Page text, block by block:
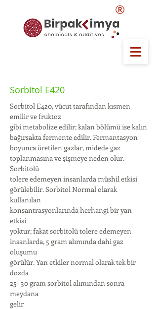
®
Sorbitol E420
Sorbitol E420, vücut tarafından kısmen
emilir ve fruktoz
gibi metabolize edilir; kalan bölümü ise kalın
bağırsakta fermente edilir. Fermantasyon
boyunca üretilen gazlar, midede gaz
toplanmasına ve şişmeye neden olur.
Sorbitolü
tolere edemeyen insanlarda müshil etkisi
görülebilir. Sorbitol Normal olarak
kullanılan
konsantrasyonlarında herhangi bir yan
etkisi
yoktur; fakat sorbitolü tolere edemeyen
insanlarda, 5 gram alımında dahi gaz
oluşumu
görülür. Yan etkiler normal olarak tek bir
dozda
25- 30 gram sorbitol alımından sonra
meydana
gelir